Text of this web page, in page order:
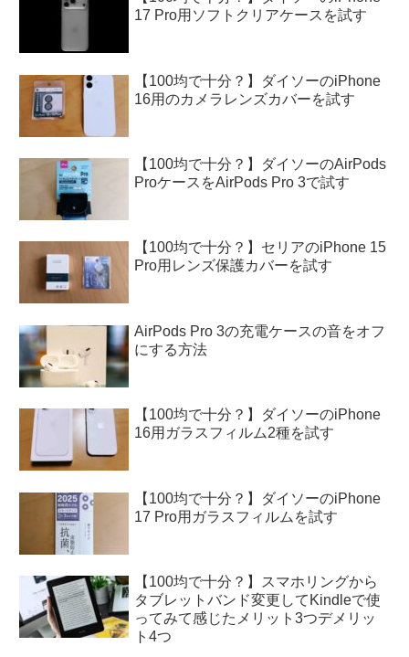
17 Pro用ソフトクリアケースを試す
【100均で十分？】ダイソーのiPhone
16用のカメラレンズカバーを試す
【100均で十分？】ダイソーのAirPods
ProケースをAirPods Pro 3で試す
【100均で十分？】セリアのiPhone 15
Pro用レンズ保護カバーを試す
AirPods Pro 3の充電ケースの音をオフ
にする方法
【100均で十分？】ダイソーのiPhone
16用ガラスフィルム2種を試す
【100均で十分？】ダイソーのiPhone
17 Pro用ガラスフィルムを試す
【100均で十分？】スマホリングから
タブレットバンド変更してKindleで使
ってみて感じたメリット3つデメリッ
ト4つ